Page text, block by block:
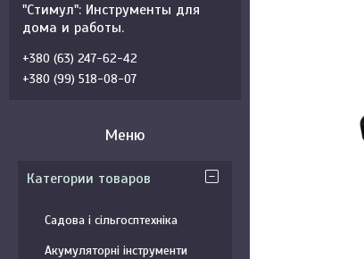
"Стимул": Инструменты для
дома и работы.
+380 (63) 247-62-42
+380 (99) 518-08-07
Категории товаров
Садова і сільгосптехніка
Акумуляторні інструменти